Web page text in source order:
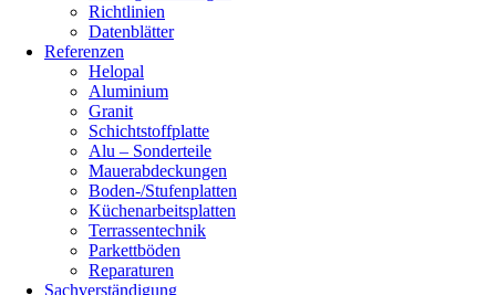
Richtlinien
Datenblätter
Referenzen
Helopal
Aluminium
Granit
Schichtstoffplatte
Alu – Sonderteile
Mauerabdeckungen
Boden-/Stufenplatten
Küchenarbeitsplatten
Terrassentechnik
Parkettböden
Reparaturen
Sachverständigung